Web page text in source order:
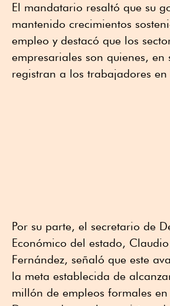
El mandatario resaltó que su
mantenido crecimientos
empleo y destacó que los
empresariales son quienes, en
registran a los trabajadores
Por su parte, el secretario de
Económico del estado,
Fernández, señaló que este
la meta establecida de
millón de empleos formales